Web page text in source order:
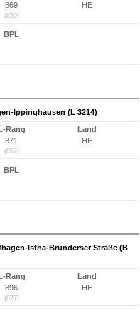
869
(850)
HE
BPL
Ippinghausen (L 3214)
L-Rang
871
(852)
Land
HE
BPL
Istha-Bründerser Straße (B
L-Rang
896
(877)
Land
HE